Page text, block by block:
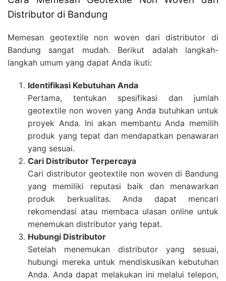
Distributor di Bandung
Memesan geotextile non woven dari distributor di
Bandung sangat mudah. Berikut adalah langkah-
langkah umum yang dapat Anda ikuti:
Identifikasi Kebutuhan Anda
Pertama, tentukan spesifikasi dan jumlah
geotextile non woven yang Anda butuhkan untuk
proyek Anda. Ini akan membantu Anda memilih
produk yang tepat dan mendapatkan penawaran
yang sesuai.
Cari Distributor Terpercaya
Cari distributor geotextile non woven di Bandung
yang memiliki reputasi baik dan menawarkan
produk berkualitas. Anda dapat mencari
rekomendasi atau membaca ulasan online untuk
menemukan distributor yang tepat.
Hubungi Distributor
Setelah menemukan distributor yang sesuai,
hubungi mereka untuk mendiskusikan kebutuhan
Anda. Anda dapat melakukan ini melalui telepon,